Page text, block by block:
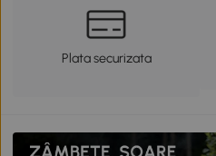
Plata securizata